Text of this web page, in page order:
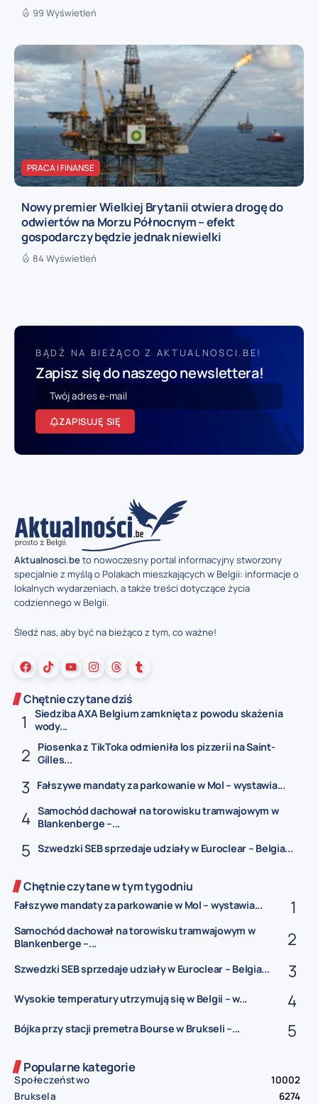
99 Wyświetleń
PRACA I FINANSE
Nowy premier Wielkiej Brytanii otwiera drogę do
odwiertów na Morzu Północnym – efekt
gospodarczy będzie jednak niewielki
84 Wyświetleń
BĄDŹ NA BIEŻĄCO Z AKTUALNOSCI.BE!
Zapisz się do naszego newslettera!
ZAPISUJĘ SIĘ
Aktualnosci.beto nowoczesny portal informacyjny stworzony
specjalnie z myślą o Polakach mieszkających w Belgii: informacje o
lokalnych wydarzeniach, a także treści dotyczące życia
codziennego w Belgii.
Śledź nas, aby być na bieżąco z tym, co ważne!
Chętnie czytane dziś
Siedziba AXA Belgium zamknięta z powodu skażenia
wody...
Piosenka z TikToka odmieniła los pizzerii na Saint-
Gilles...
Fałszywe mandaty za parkowanie w Mol – wystawia...
Samochód dachował na torowisku tramwajowym w
Blankenberge –...
Szwedzki SEB sprzedaje udziały w Euroclear – Belgia...
Chętnie czytane w tym tygodniu
Fałszywe mandaty za parkowanie w Mol – wystawia...
Samochód dachował na torowisku tramwajowym w
Blankenberge –...
Szwedzki SEB sprzedaje udziały w Euroclear – Belgia...
Wysokie temperatury utrzymują się w Belgii – w...
Bójka przy stacji premetra Bourse w Brukseli –...
Popularne kategorie
Społeczeństwo
10002
Bruksela
6274